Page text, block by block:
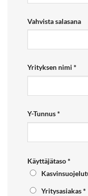
Vahvista salasana
Yrityksen nimi *
Y-Tunnus*
Käyttäjätaso*
Yritysasiakas*